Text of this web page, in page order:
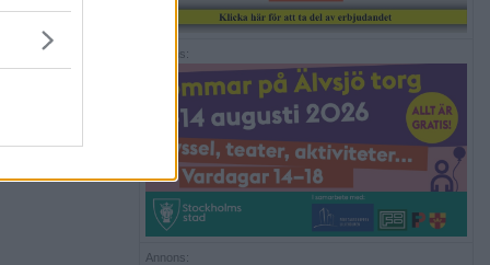
Annons:
Annons: